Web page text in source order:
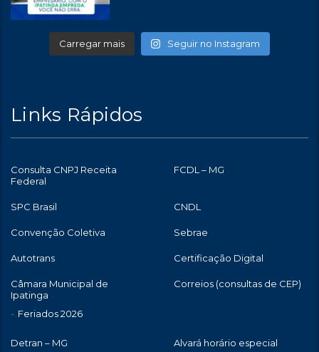
Carregar mais Seguir no Instagram
Links Rápidos
Consulta CNPJ Receita
Federal
FCDL – MG
SPC Brasil CNDL
Convenção Coletiva Sebrae
Autotrans Certificação Digital
Câmara Municipal de
Ipatinga
Feriados 2026
Correios (consultas de CEP)
Detran – MG Alvará horário especial